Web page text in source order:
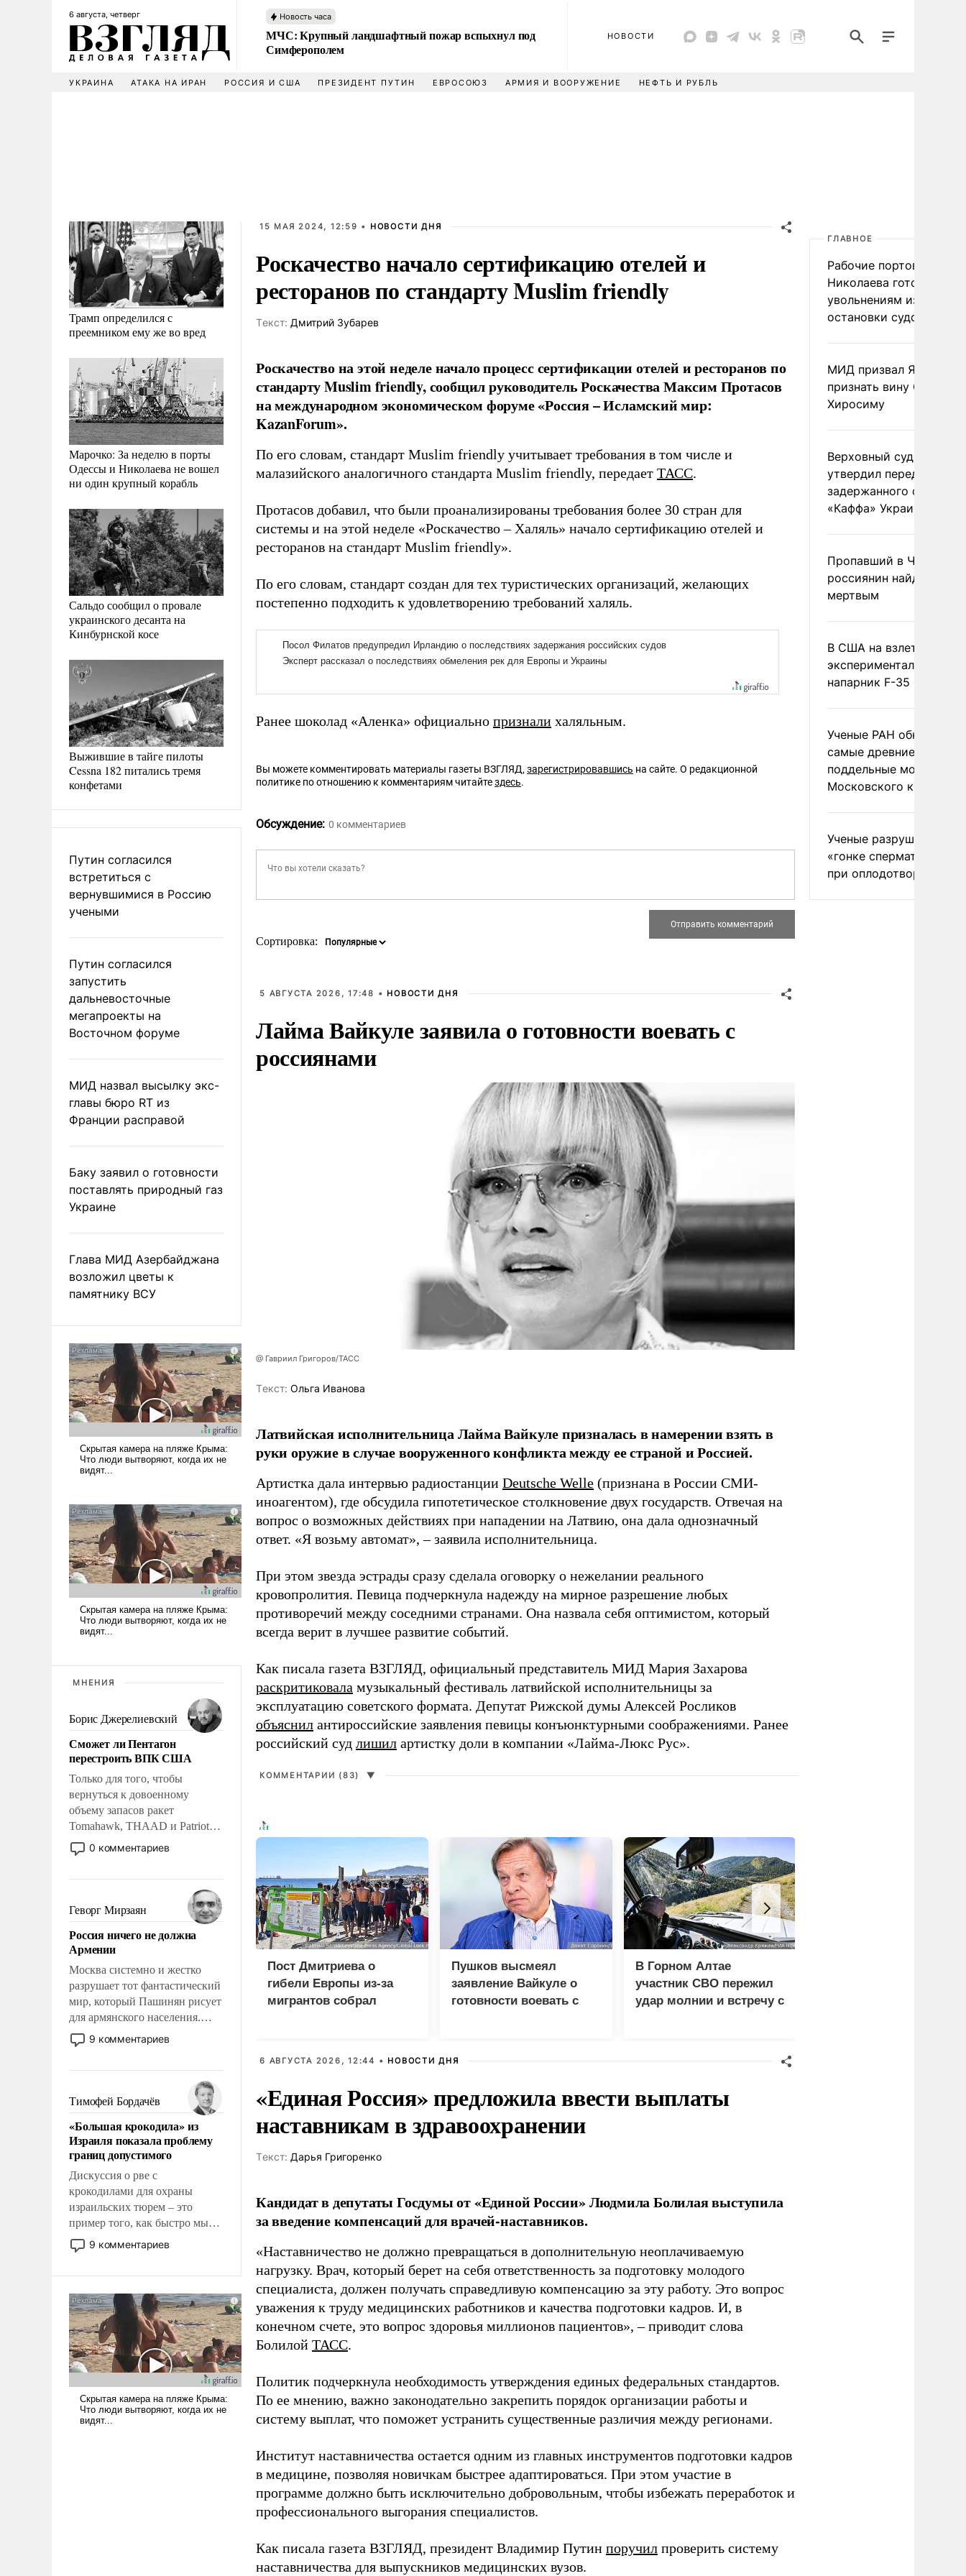
6 августа, четверг Новость часа
МЧС: Крупный ландшафтный пожар вспыхнул под
Симферополем
НОВОСТИ
УКРАИНА АТАКА НА ИРАН РОССИЯ И США ПРЕЗИДЕНТ ПУТИН ЕВРОСОЮЗ АРМИЯ И ВООРУЖЕНИЕ НЕФТЬ И РУБЛЬ
Трамп определился с
преемником ему же во вред
Марочко: За неделю в порты
Одессы и Николаева не вошел
ни один крупный корабль
Сальдо сообщил о провале
украинского десанта на
Кинбурнской косе
Выжившие в тайге пилоты
Cessna 182 питались тремя
конфетами
Путин согласился
встретиться с
вернувшимися в Россию
учеными
Путин согласился
запустить
дальневосточные
мегапроекты на
Восточном форуме
МИД назвал высылку экс-
главы бюро RT из
Франции расправой
Баку заявил о готовности
поставлять природный газ
Украине
Глава МИД Азербайджана
возложил цветы к
памятнику ВСУ
МНЕНИЯ
Борис Джерелиевский
Сможет ли Пентагон
перестроить ВПК США
Только для того, чтобы
вернуться к довоенному
объему запасов ракет
Tomahawk, THAAD и Patriot
США потребуется более трех
лет. Даже небольшая война с
Сложившаяся ситуация
означает многолетний период
уязвимости США, например,
перед Китаем.
0 комментариев
Геворг Мирзаян
Россия ничего не должна
Армении
Москва системно и жестко
разрушает тот фантастический
мир, который Пашинян рисует
для армянского населения.
Мир, где этому населению все
должны просто по
политические прожекты будут
беспрекословно оплачиваться
за счет российских
налогоплательщиков и где за
свои поступки не нужно
отвечать.
9 комментариев
Тимофей Бордачёв
«Большая крокодила» из
Израиля показала проблему
границ допустимого
Дискуссия о рве с
крокодилами для охраны
израильских тюрем – это
пример того, как быстро мы
двигаемся по пути
революционных изменений.
псевдонаучной фантастики,
стало всерьез обсуждаемой
идеей.
9 комментариев
15 МАЯ 2024, 12:59 • НОВОСТИ ДНЯ
Роскачество начало сертификацию отелей и
ресторанов по стандарту Muslim friendly
Tекст: Дмитрий Зубарев
Роскачество на этой неделе начало процесс сертификации отелей и ресторанов по
стандарту Muslim friendly, сообщил руководитель Роскачества Максим Протасов
на международном экономическом форуме «Россия – Исламский мир:
KazanForum».
По его словам, стандарт Muslim friendly учитывает требования в том числе и
малазийского аналогичного стандарта Muslim friendly, передает ТАСС.
Протасов добавил, что были проанализированы требования более 30 стран для
системы и на этой неделе «Роскачество – Халяль» начало сертификацию отелей и
ресторанов на стандарт Muslim friendly».
По его словам, стандарт создан для тех туристических организаций, желающих
постепенно подходить к удовлетворению требований халяль.
Ранее шоколад «Аленка» официально признали халяльным.
Вы можете комментировать материалы газеты ВЗГЛЯД, зарегистрировавшись на сайте. О редакционной
политике по отношению к комментариям читайтездесь.
Обсуждение: 0 комментариев
Сортировка:
5 АВГУСТА 2026, 17:48 • НОВОСТИ ДНЯ
Лайма Вайкуле заявила о готовности воевать с
россиянами
@ Гавриил Григоров/ТАСС
Tекст: Ольга Иванова
Латвийская исполнительница Лайма Вайкуле призналась в намерении взять в
руки оружие в случае вооруженного конфликта между ее страной и Россией.
Артистка дала интервью радиостанции Deutsche Welle (признана в России СМИ-
иноагентом), где обсудила гипотетическое столкновение двух государств. Отвечая на
вопрос о возможных действиях при нападении на Латвию, она дала однозначный
ответ. «Я возьму автомат», – заявила исполнительница.
При этом звезда эстрады сразу сделала оговорку о нежелании реального
кровопролития. Певица подчеркнула надежду на мирное разрешение любых
противоречий между соседними странами. Она назвала себя оптимистом, который
всегда верит в лучшее развитие событий.
Как писала газета ВЗГЛЯД, официальный представитель МИД Мария Захарова
раскритиковала музыкальный фестиваль латвийской исполнительницы за
эксплуатацию советского формата. Депутат Рижской думы Алексей Росликов
объяснил антироссийские заявления певицы конъюнктурными соображениями. Ранее
российский суд лишил артистку доли в компании «Лайма-Люкс Рус».
КОММЕНТАРИИ (83) ▼
Пост Дмитриева о
гибели Европы из-за
мигрантов собрал
Пушков высмеял
заявление Вайкуле о
готовности воевать с
В Горном Алтае
участник СВО пережил
удар молнии и встречу с
6 АВГУСТА 2026, 12:44 • НОВОСТИ ДНЯ
«Единая Россия» предложила ввести выплаты
наставникам в здравоохранении
Tекст: Дарья Григоренко
Кандидат в депутаты Госдумы от «Единой России» Людмила Болилая выступила
за введение компенсаций для врачей-наставников.
«Наставничество не должно превращаться в дополнительную неоплачиваемую
нагрузку. Врач, который берет на себя ответственность за подготовку молодого
специалиста, должен получать справедливую компенсацию за эту работу. Это вопрос
уважения к труду медицинских работников и качества подготовки кадров. И, в
конечном счете, это вопрос здоровья миллионов пациентов», – приводит слова
Болилой ТАСС.
Политик подчеркнула необходимость утверждения единых федеральных стандартов.
По ее мнению, важно законодательно закрепить порядок организации работы и
систему выплат, что поможет устранить существенные различия между регионами.
Институт наставничества остается одним из главных инструментов подготовки кадров
в медицине, позволяя новичкам быстрее адаптироваться. При этом участие в
программе должно быть исключительно добровольным, чтобы избежать переработок и
профессионального выгорания специалистов.
Как писала газета ВЗГЛЯД, президент Владимир Путин поручил проверить систему
наставничества для выпускников медицинских вузов.
ГЛАВНОЕ
Рабочие портов
Николаева готовятся к
увольнениям из-за
остановки судоходства
МИД призвал Японию
признать вину США за
Хиросиму
Верховный суд Швеции
утвердил передачу
задержанного
«Каффа» Украине
Пропавший в
россиянин найден
мертвым
В США на взлете
экспериментальный
напарник F-35
Ученые РАН
самые древние
поддельные монеты
Московского
Ученые разрушили миф
«гонке
при оплодотворении